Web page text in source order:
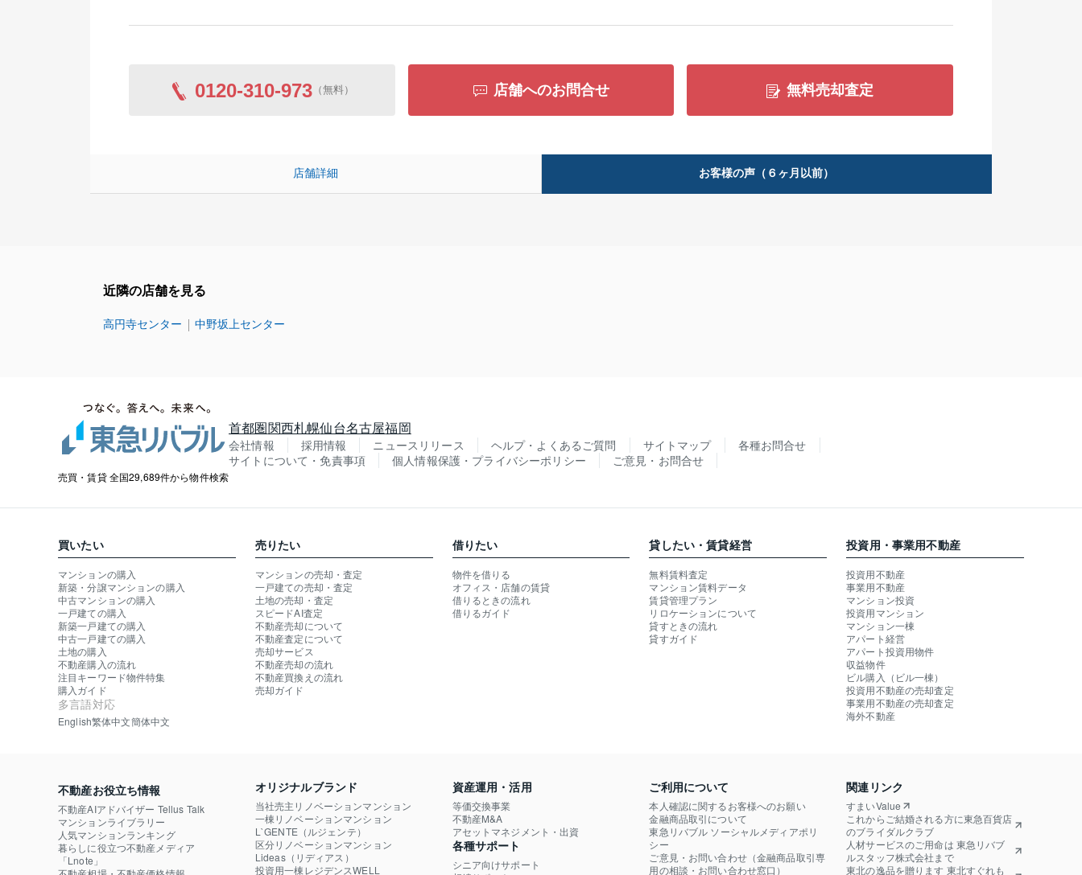
0120-310-973（無料） 店舗へのお問合せ 無料売却査定
店舗詳細 お客様の声（６ヶ月以前）
近隣の店舗を見る
高円寺センター 中野坂上センター
売買・賃貸 全国29,689件から物件検索
首都圏関西札幌仙台名古屋福岡
会社情報 採用情報 ニュースリリース ヘルプ・よくあるご質問 サイトマップ
各種お問合せ
サイトについて・免責事項
個人情報保護・プライバシーポリシー ご意見・お問合せ
買いたい
マンションの購入
新築・分譲マンションの購入
中古マンションの購入
一戸建ての購入
新築一戸建ての購入
中古一戸建ての購入
土地の購入
不動産購入の流れ
注目キーワード物件特集
購入ガイド
多言語対応
English繁体中文簡体中文
売りたい
マンションの売却・査定
一戸建ての売却・査定
土地の売却・査定
スピードAI査定
不動産売却について
不動産査定について
売却サービス
不動産売却の流れ
不動産買換えの流れ
売却ガイド
借りたい
物件を借りる
オフィス・店舗の賃貸
借りるときの流れ
借りるガイド
貸したい・賃貸経営
無料賃料査定
マンション賃料データ
賃貸管理プラン
リロケーションについて
貸すときの流れ
貸すガイド
投資用・事業用不動産
投資用不動産
事業用不動産
マンション投資
投資用マンション
マンション一棟
アパート経営
アパート投資用物件
収益物件
ビル購入（ビル一棟）
投資用不動産の売却査定
事業用不動産の売却査定
海外不動産
不動産お役立ち情報
不動産AIアドバイザー Tellus Talk
マンションライブラリー
人気マンションランキング
暮らしに役立つ不動産メディア
「Lnote」
オリジナルブランド
当社売主リノベーションマンション
一棟リノベーションマンション
L`GENTE（ルジェンテ）
区分リノベーションマンション
Lideas（リディアス）
投資用一棟レジデンスWELL
資産運用・活用
等価交換事業
不動産M&A
アセットマネジメント・出資
各種サポート
シニア向けサポート
ご利用について
本人確認に関するお客様へのお願い
金融商品取引について
東急リバブル ソーシャルメディアポリ
シー
ご意見・お問い合わせ（金融商品取引専
用の相談・お問い合わせ窓口）
関連リンク
すまいValue
これからご結婚される方に東急百貨店
のブライダルクラブ
人材サービスのご用命は 東急リバブ
ルスタッフ株式会社まで
東北の逸品を贈ります 東北すぐれも